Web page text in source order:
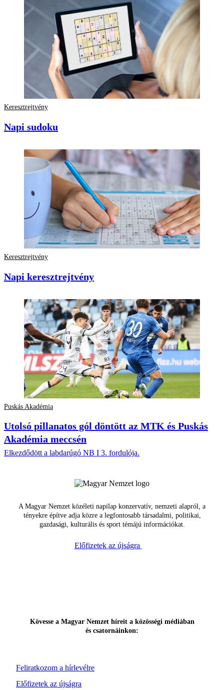
Keresztrejtvény
Napi sudoku
Keresztrejtvény
Napi keresztrejtvény
Puskás Akadémia
Utolsó pillanatos gól döntött az MTK és Puskás
Akadémia meccsén
Elkezdődött a labdarúgó NB I 3. fordulója.
A Magyar Nemzet közéleti napilap konzervatív, nemzeti alapról, a
tényekre építve adja közre a legfontosabb társadalmi, politikai,
gazdasági, kulturális és sport témájú információkat.
Előfizetek az újságra
Feliratkozom a hírlevélre
Kövesse a Magyar Nemzet híreit a közösségi médiában
és csatornáinkon:
Előfizetek az újságra